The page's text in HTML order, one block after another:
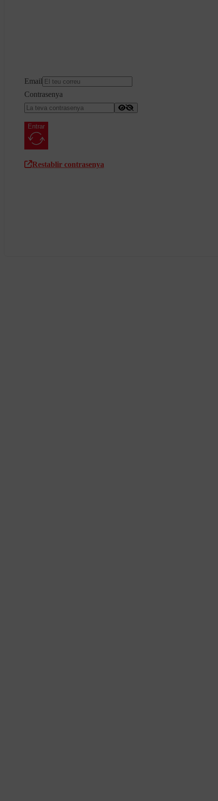
Email
Contrasenya
Entrar
Restablir contrasenya